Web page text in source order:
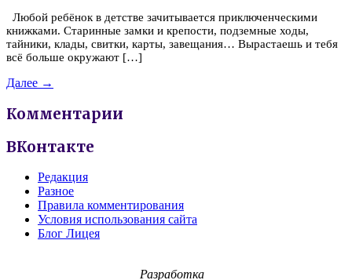
Любой ребёнок в детстве зачитывается приключенческими
книжками. Старинные замки и крепости, подземные ходы,
тайники, клады, свитки, карты, завещания… Вырастаешь и тебя
всё больше окружают […]
Далее →
Комментарии
ВКонтакте
Редакция
Разное
Правила комментирования
Условия использования сайта
Блог Лицея
Разработка